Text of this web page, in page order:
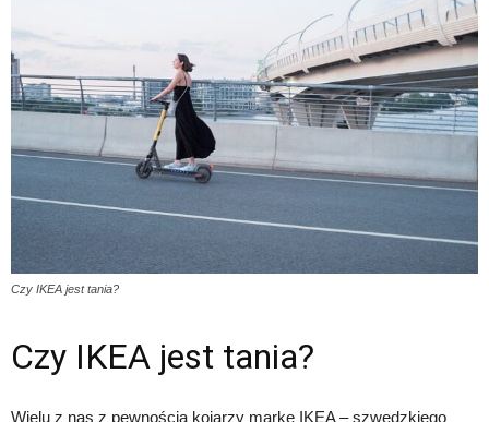
Czy IKEA jest tania?
Czy IKEA jest tania?
Wielu z nas z pewnością kojarzy markę IKEA – szwedzkiego